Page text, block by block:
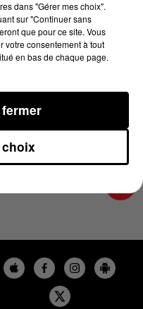
DU
dans "Gérer mes choix".
sur "Continuer sans
que pour ce site. Vous
votre consentement à tout
en bas de chaque page.